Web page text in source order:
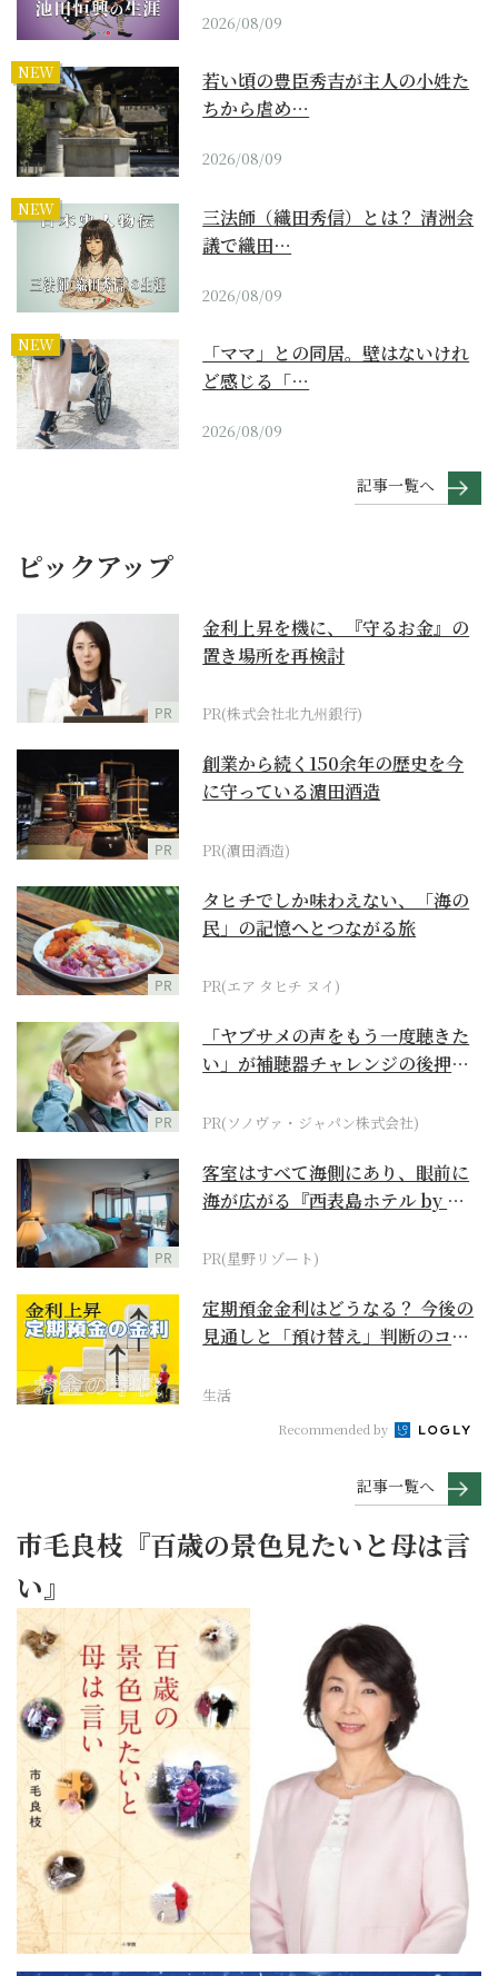
2026/08/09
NEW
若い頃の豊臣秀吉が主人の小姓た
ちから虐め…
2026/08/09
NEW
三法師（織田秀信）とは？ 清洲会
議で織田…
2026/08/09
NEW
「ママ」との同居。壁はないけれ
ど感じる「…
2026/08/09
記事一覧へ
ピックアップ
PR
金利上昇を機に、『守るお金』の
置き場所を再検討
PR(株式会社北九州銀行)
PR
創業から続く150余年の歴史を今
に守っている濵田酒造
PR(濵田酒造)
PR
タヒチでしか味わえない、「海の
民」の記憶へとつながる旅
PR(エア タヒチ ヌイ)
PR
「ヤブサメの声をもう一度聴きた
い」が補聴器チャレンジの後押し
PR(ソノヴァ・ジャパン株式会社)
PR
客室はすべて海側にあり、眼前に
海が広がる『西表島ホテル by 星
PR(星野リゾート)
定期預金金利はどうなる？ 今後の
見通しと「預け替え」判断のコツ
生活
Recommended by
記事一覧へ
市毛良枝『百歳の景色見たいと母は言
い』